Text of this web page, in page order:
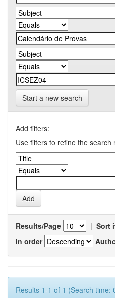
Start a new search
Add filters:
Use filters to refine the search
Results/Page | Sort
In order
Results 1-1 of 1 (Search time: